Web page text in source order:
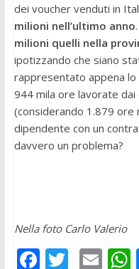
dei voucher venduti in
milioni nell’ultimo anno
milioni quelli nella
ipotizzando che siano
rappresentato appena lo
944 mila ore lavorate
(considerando 1.879 ore
dipendente con un
davvero un problema?
Nella foto Carlo Valerio
F T E